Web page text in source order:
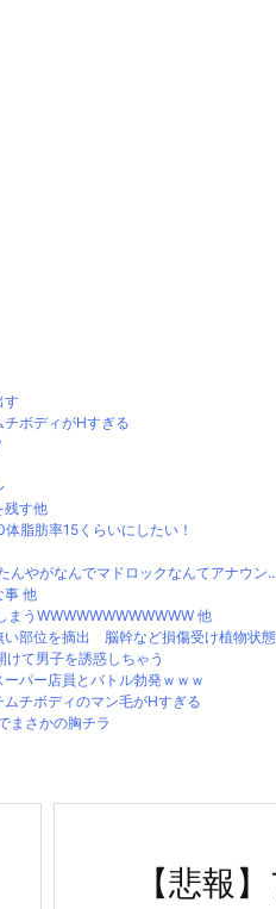
す
チボディがHすぎる
残す他
脂肪率15くらいにしたい！
んやがなんでマドロックなんてアナウン
事 他
まうWWWWWWWWWWWW 他
い部位を摘出 脳幹など損傷受け植物状
けて男子を誘惑しちゃう
パー店員とバトル勃発ｗｗｗ
ムチボディのマン毛がHすぎる
まさかの胸チラ
【悲報